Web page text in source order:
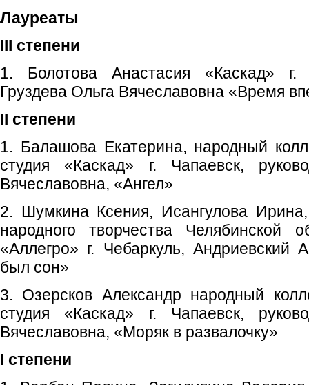
Лауреаты
III степени
1. Болотова Анастасия «Каскад» г.
Груздева Ольга Вячеславовна «Время
II степени
1. Балашова Екатерина, народный
студия «Каскад» г. Чапаевск,
Вячеславовна, «Ангел»
2. Шумкина Ксения, Исангулова
народного творчества Челябинской
«Аллегро» г. Чебаркуль, Андриевский
был сон»
3. Озерсков Александр народный
студия «Каскад» г. Чапаевск,
Вячеславовна, «Моряк в развалочку»
I степени